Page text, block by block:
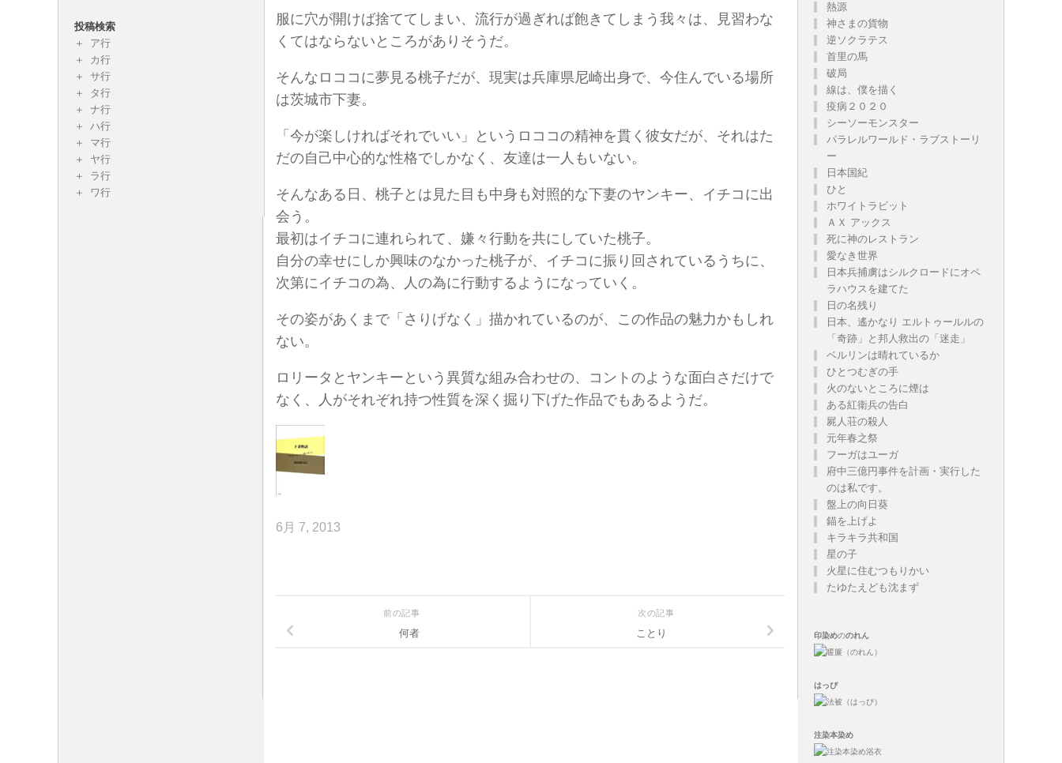
服に穴が開けば捨ててしまい、流行が過ぎれば飽きてしまう我々は、見習わな
くてはならないところがありそうだ。
そんなロココに夢見る桃子だが、現実は兵庫県尼崎出身で、今住んでいる場所
は茨城市下妻。
「今が楽しければそれでいい」というロココの精神を貫く彼女だが、それはた
だの自己中心的な性格でしかなく、友達は一人もいない。
そんなある日、桃子とは見た目も中身も対照的な下妻のヤンキー、イチコに出
会う。
最初はイチコに連れられて、嫌々行動を共にしていた桃子。
自分の幸せにしか興味のなかった桃子が、イチコに振り回されているうちに、
次第にイチコの為、人の為に行動するようになっていく。
その姿があくまで「さりげなく」描かれているのが、この作品の魅力かもしれ
ない。
ロリータとヤンキーという異質な組み合わせの、コントのような面白さだけで
なく、人がそれぞれ持つ性質を深く掘り下げた作品でもあるようだ。
6月 7, 2013
次の記事
ことり
前の記事
何者
投稿検索
ア行
カ行
サ行
タ行
ナ行
ハ行
マ行
ヤ行
ラ行
ワ行
熱源
神さまの貨物
逆ソクラテス
首里の馬
破局
線は、僕を描く
疫病２０２０
シーソーモンスター
パラレルワールド・ラブストーリ
ー
日本国紀
ひと
ホワイトラビット
ＡＸ アックス
死に神のレストラン
愛なき世界
日本兵捕虜はシルクロードにオペ
ラハウスを建てた
日の名残り
日本、遙かなり エルトゥールルの
「奇跡」と邦人救出の「迷走」
ベルリンは晴れているか
ひとつむぎの手
火のないところに煙は
ある紅衛兵の告白
屍人荘の殺人
元年春之祭
フーガはユーガ
府中三億円事件を計画・実行した
のは私です。
盤上の向日葵
錨を上げよ
キラキラ共和国
星の子
火星に住むつもりかい
たゆたえども沈まず
印染めののれん
はっぴ
注染本染め